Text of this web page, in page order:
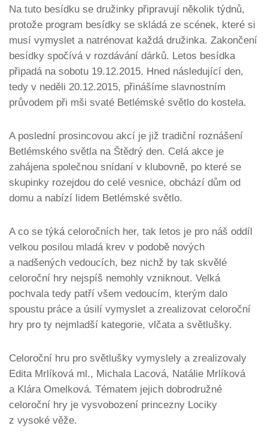
Na tuto besídku se družinky připravují několik týdnů,
protože program besídky se skládá ze scének, které si
musí vymyslet a natrénovat každá družinka. Zakončení
besídky spočívá v rozdávání dárků. Letos besídka
připadá na sobotu 19.12.2015. Hned následující den,
tedy v neděli 20.12.2015, přinášíme slavnostním
průvodem při mši svaté Betlémské světlo do kostela.
A poslední prosincovou akcí je již tradiční roznášení
Betlémského světla na Štědrý den. Celá akce je
zahájena společnou snídaní v klubovně, po které se
skupinky rozejdou do celé vesnice, obchází dům od
domu a nabízí lidem Betlémské světlo.
A co se týká celoročních her, tak letos je pro náš oddíl
velkou posilou mladá krev v podobě nových
a nadšených vedoucích, bez nichž by tak skvělé
celoroční hry nejspíš nemohly vzniknout. Velká
pochvala tedy patří všem vedoucím, kterým dalo
spoustu práce a úsilí vymyslet a zrealizovat celoroční
hry pro ty nejmladší kategorie, vlčata a světlušky.
Celoroční hru pro světlušky vymyslely a zrealizovaly
Edita Mrlíková ml., Michala Lacová, Natálie Mrlíková
a Klára Omelková. Tématem jejich dobrodružné
celoroční hry je vysvobození princezny Lociky
z vysoké věže.